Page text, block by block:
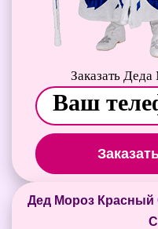
Заказать
Дед Мороз Красный